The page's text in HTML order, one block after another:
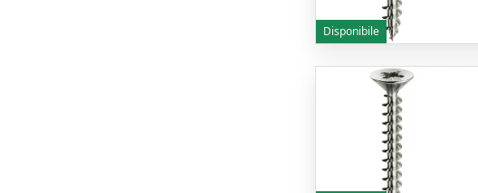
Disponibile